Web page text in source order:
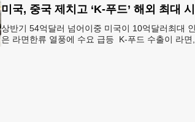
상반기 54억달러 넘어이중 미국이 10억달러최대
은 라면한류 열풍에 수요 급등 K-푸드 수출이 라면,